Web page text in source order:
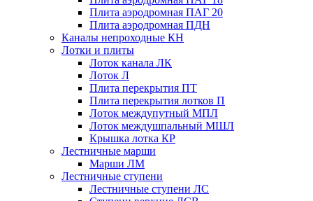
Плита аэродромная ПАГ 20
Плита аэродромная ПДН
Каналы непроходные КН
Лотки и плиты
Лоток канала ЛК
Лоток Л
Плита перекрытия ПТ
Плита перекрытия лотков П
Лоток междупутный МПЛ
Лоток междушпальный МШЛ
Крышка лотка КР
Лестничные марши
Марши ЛМ
Лестничные ступени
Лестничные ступени ЛС